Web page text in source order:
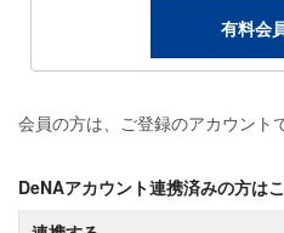
有料会
会員の方は、ご登録のアカウント
DeNAアカウント連携済みの方は